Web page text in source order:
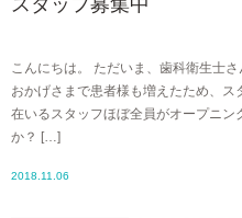
こんにちは。 ただいま、歯科衛生士
おかげさまで患者様も増えたため、
在いるスタッフほぼ全員がオープニ
か？ […]
2018.11.06